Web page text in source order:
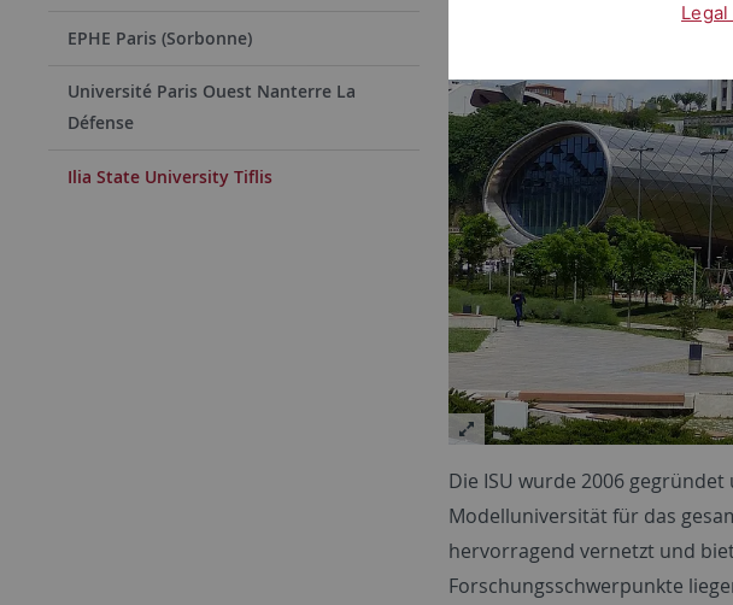
EPHE Paris (Sorbonne)
Université Paris Ouest Nanterre La
Défense
Ilia State University Tiflis
Die ISU wurde 2006
Modelluniversität für das
hervorragend vernetzt und
Forschungsschwerpunkte